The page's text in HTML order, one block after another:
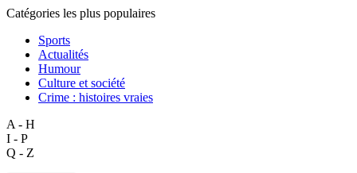
Catégories les plus populaires
Sports
Actualités
Humour
Culture et société
Crime : histoires vraies
A - H
I - P
Q - Z